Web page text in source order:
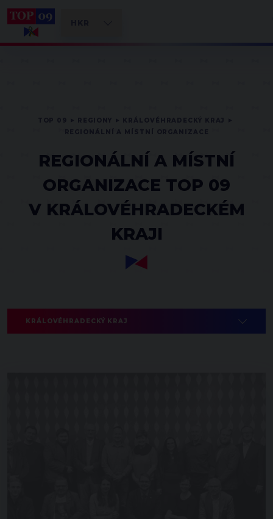
REGIONÁLNÍ A MÍSTNÍ
ORGANIZACE TOP 09
V KRÁLOVÉHRADECKÉM
KRAJI
KRÁLOVÉHRADECKÝ KRAJ